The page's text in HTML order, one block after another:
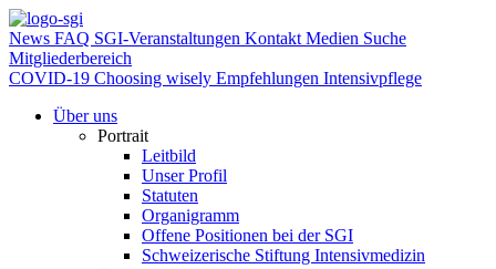
News FAQ SGI-Veranstaltungen Kontakt Medien Suche
Mitgliederbereich
COVID-19 Choosing wisely Empfehlungen Intensivpflege
Über uns
Portrait
Leitbild
Unser Profil
Statuten
Organigramm
Offene Positionen bei der SGI
Schweizerische Stiftung Intensivmedizin